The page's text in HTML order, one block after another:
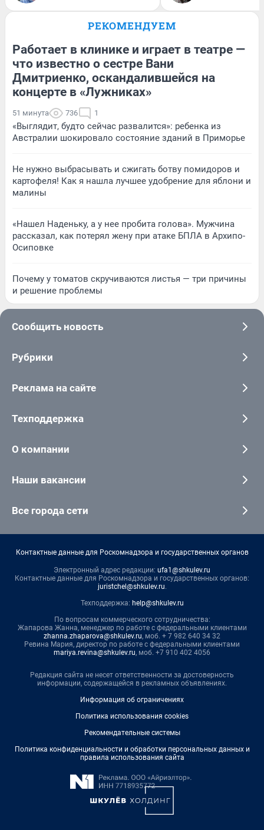
РЕКОМЕНДУЕМ
Работает в клинике и играет в театре —
что известно о сестре Вани
Дмитриенко, оскандалившейся на
концерте в «Лужниках»
51 минута 736 1
«Выглядит, будто сейчас развалится»: ребенка из
Австралии шокировало состояние зданий в Приморье
Не нужно выбрасывать и сжигать ботву помидоров и
картофеля! Как я нашла лучшее удобрение для яблони и
малины
«Нашел Наденьку, а у нее пробита голова». Мужчина
рассказал, как потерял жену при атаке БПЛА в Архипо-
Осиповке
Почему у томатов скручиваются листья — три причины
и решение проблемы
Сообщить новость
Рубрики
Реклама на сайте
Техподдержка
О компании
Наши вакансии
Все города сети
Контактные данные для Роскомнадзора и государственных органов
Электронный адрес редакции: ufa1@shkulev.ru
Контактные данные для Роскомнадзора и государственных органов:
juristchel@shkulev.ru.
Техподдержка: help@shkulev.ru
По вопросам коммерческого сотрудничества:
Жапарова Жанна, менеджер по работе с федеральными клиентами
zhanna.zhaparova@shkulev.ru, моб. + 7 982 640 34 32
Ревина Мария, директор по работе с федеральными клиентами
mariya.revina@shkulev.ru, моб. +7 910 402 4056
Редакция сайта не несет ответственности за достоверность
информации, содержащейся в рекламных объявлениях.
Информация об ограничениях
Политика использования cookies
Рекомендательные системы
Политика конфиденциальности и обработки персональных данных и
правила использования сайта